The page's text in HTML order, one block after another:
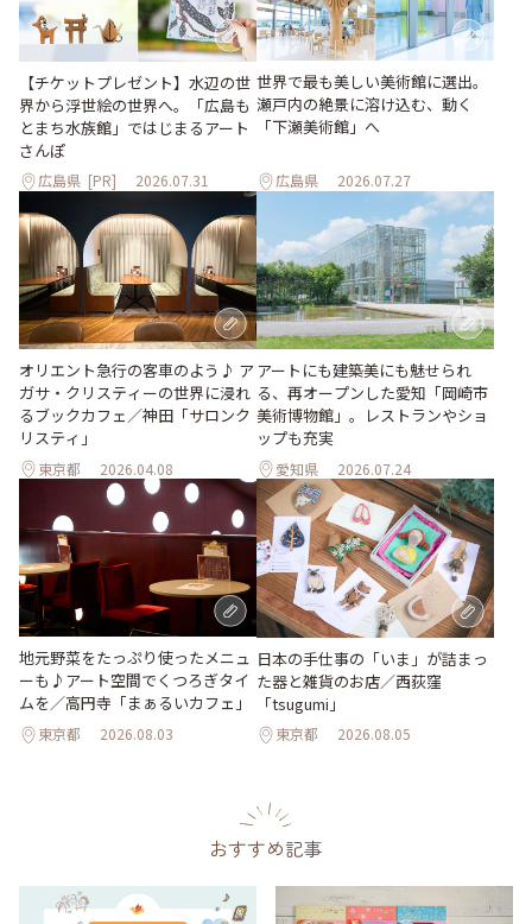
【チケットプレゼント】水辺の世
界から浮世絵の世界へ。「広島も
とまち水族館」ではじまるアート
さんぽ
広島県 [PR] 2026.07.31
世界で最も美しい美術館に選出。
瀬戸内の絶景に溶け込む、動く
「下瀬美術館」へ
広島県 2026.07.27
オリエント急行の客車のよう♪ ア
ガサ・クリスティーの世界に浸れ
るブックカフェ／神田「サロンク
リスティ」
東京都 2026.04.08
アートにも建築美にも魅せられ
る、再オープンした愛知「岡崎市
美術博物館」。レストランやショ
ップも充実
愛知県 2026.07.24
地元野菜をたっぷり使ったメニュ
ーも♪アート空間でくつろぎタイ
ムを／高円寺「まぁるいカフェ」
東京都 2026.08.03
日本の手仕事の「いま」が詰まっ
た器と雑貨のお店／西荻窪
「tsugumi」
東京都 2026.08.05
おすすめ記事